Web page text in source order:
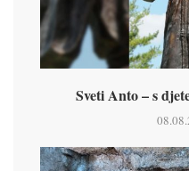
Sveti Anto – s